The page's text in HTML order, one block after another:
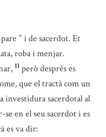
* i de sacerdot. Et
roba i menjar.
11 però després es
que el tractà com un
investidura sacerdotal al
en el seu sacerdot i es
es va dir: